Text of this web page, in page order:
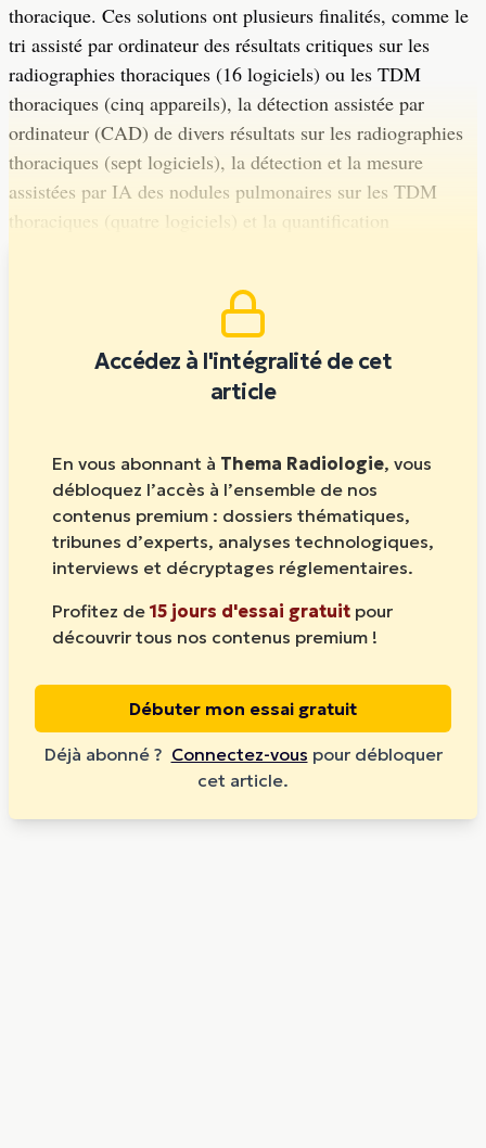
thoracique. Ces solutions ont plusieurs finalités, comme le
tri assisté par ordinateur des résultats critiques sur les
radiographies thoraciques (16 logiciels) ou les TDM
thoraciques (cinq appareils), la détection assistée par
ordinateur (CAD) de divers résultats sur les radiographies
thoraciques (sept logiciels), la détection et la mesure
assistées par IA des nodules pulmonaires sur les TDM
thoraciques (quatre logiciels) et la quantification
Accédez à l'intégralité de cet
article
En vous abonnant à Thema Radiologie, vous
débloquez l’accès à l’ensemble de nos
contenus premium : dossiers thématiques,
tribunes d’experts, analyses technologiques,
interviews et décryptages réglementaires.
Profitez de 15 jours d'essai gratuit pour
découvrir tous nos contenus premium !
Débuter mon essai gratuit
Déjà abonné ? Connectez-vous pour débloquer
cet article.